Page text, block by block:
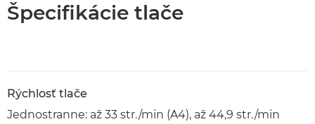
Špecifikácie tlače
Rýchlosť tlače
Jednostranne: až 33 str./min (A4), až 44,9 str./min